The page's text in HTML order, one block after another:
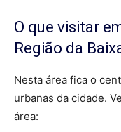
O que visitar
Região da
Nesta área fica o
urbanas da cidade.
área: